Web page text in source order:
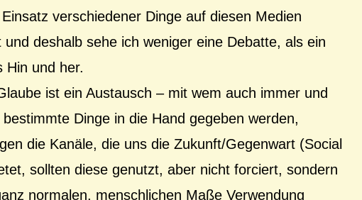
verschiedener Dinge auf diesen Medien
und deshalb sehe ich weniger eine Debatte, als ein
Hin und her.
ist ein Austausch – mit wem auch immer und
Dinge in die Hand gegeben werden,
die Kanäle, die uns die Zukunft/Gegenwart (Social
sollten diese genutzt, aber nicht forciert, sondern
normalen, menschlichen Maße Verwendung